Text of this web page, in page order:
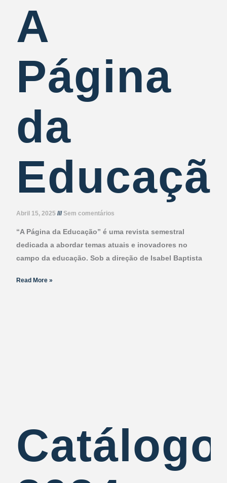
A
Página
da
Abril 15, 2025 Sem comentários
“A Página da Educação” é uma revista semestral
dedicada a abordar temas atuais e inovadores no
campo da educação. Sob a direção de Isabel Baptista
Read More »
Catálogo